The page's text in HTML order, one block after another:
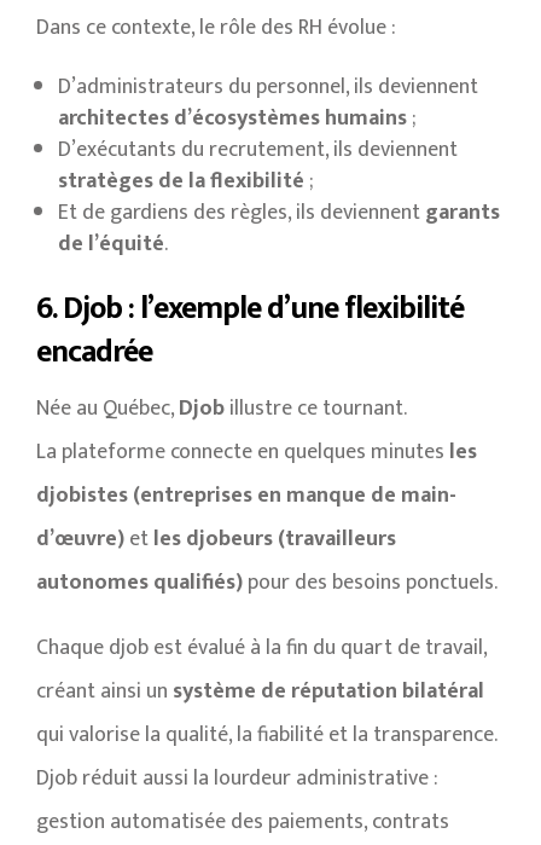
Dans ce contexte, le rôle des RH évolue :
D’administrateurs du personnel, ils deviennent
architectes d’écosystèmes humains;
D’exécutants du recrutement, ils deviennent
stratèges de la flexibilité ;
Et de gardiens des règles, ils deviennentgarants
de l’équité.
6. Djob : l’exemple d’une flexibilité
encadrée
Née au Québec,Djobillustre ce tournant.
La plateforme connecte en quelques minutes les
djobistes (entreprises en manque de main-
d’œuvre)etles djobeurs (travailleurs
autonomes qualifiés)pour des besoins ponctuels.
Chaque djob est évalué à la fin du quart de travail,
créant ainsi un système de réputation bilatéral
qui valorise la qualité, la fiabilité et la transparence.
Djob réduit aussi la lourdeur administrative :
gestion automatisée des paiements, contrats